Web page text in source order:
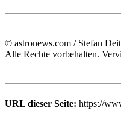
© astronews.com / Stefan
Alle Rechte vorbehalten.
URL dieser Seite: https://